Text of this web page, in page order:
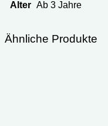
Alter Ab 3 Jahre
Ähnliche Produkte